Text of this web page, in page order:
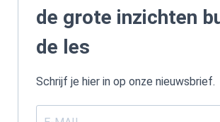
de grote inzichten
de les
Schrijf je hier in op onze nieuwsbrief.